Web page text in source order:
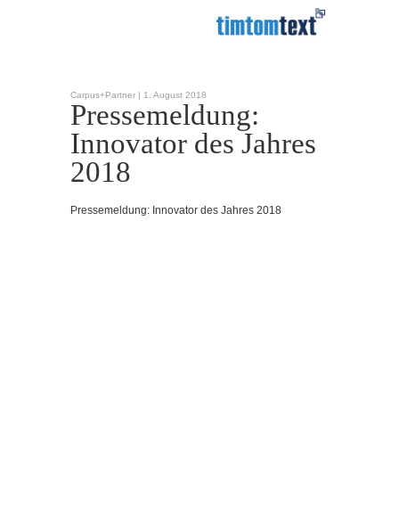
Carpus+Partner | 1. August 2018
Pressemeldung:
Innovator des Jahres
2018
Pressemeldung: Innovator des Jahres 2018